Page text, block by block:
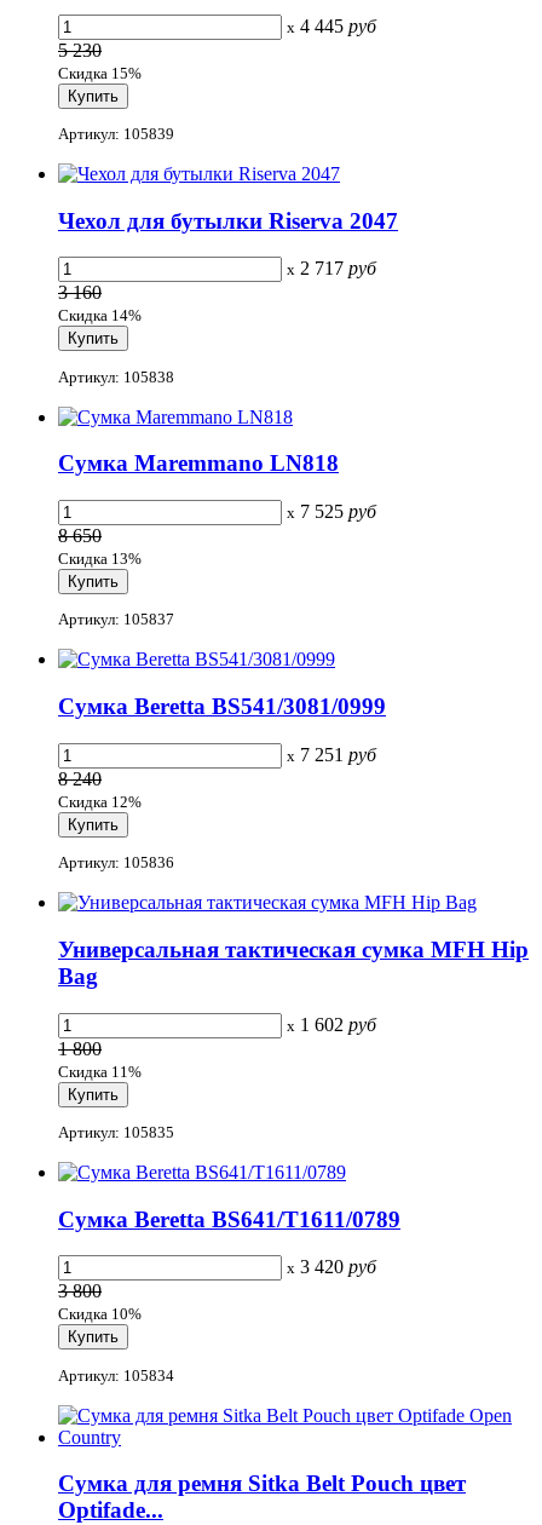
x 4 445 руб
5 230
Скидка 15%
Артикул: 105839
Чехол для бутылки Riserva 2047
x 2 717 руб
3 160
Скидка 14%
Артикул: 105838
Сумка Maremmano LN818
x 7 525 руб
8 650
Скидка 13%
Артикул: 105837
Сумка Beretta BS541/3081/0999
x 7 251 руб
8 240
Скидка 12%
Артикул: 105836
Универсальная тактическая сумка MFH Hip
Bag
x 1 602 руб
1 800
Скидка 11%
Артикул: 105835
Сумка Beretta BS641/T1611/0789
x 3 420 руб
3 800
Скидка 10%
Артикул: 105834
Сумка для ремня Sitka Belt Pouch цвет
Optifade...